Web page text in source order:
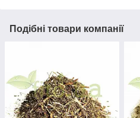
Подібні товари компанії